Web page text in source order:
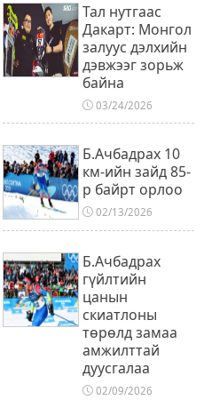
Тал нутгаас
Дакарт: Монгол
залуус дэлхийн
дэвжээг зорьж
байна
03/24/2026
Б.Ачбадрах 10
км-ийн зайд 85-
р байрт орлоо
02/13/2026
Б.Ачбадрах
гүйлтийн
цанын
скиатлоны
төрөлд замаа
амжилттай
дуусгалаа
02/09/2026